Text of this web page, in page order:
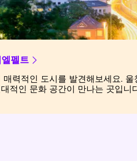
펠트
매력적인 도시를 발견해보세요.
적인 문화 공간이 만나는 곳입니